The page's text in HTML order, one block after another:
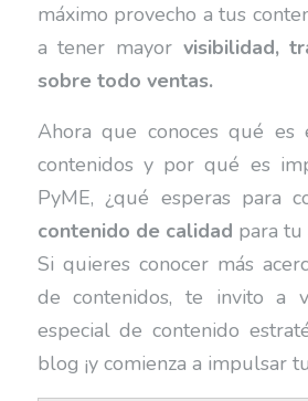
máximo provecho a tus
a tener mayor visibilidad,
sobre todo ventas.
Ahora que conoces qué es
contenidos y por qué es
PyME, ¿qué esperas para
contenido de calidad para tu
Si quieres conocer más
de contenidos, te invito a
especial de contenido
blog ¡y comienza a impulsar